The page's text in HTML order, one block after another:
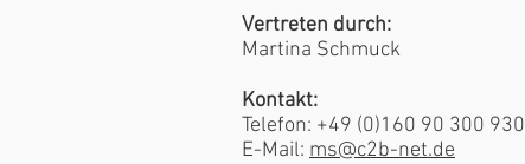
Vertreten durch:
Martina Schmuck
Kontakt:
Telefon: +49 (0)160 90 300 930
E-Mail: ms@c2b-net.de